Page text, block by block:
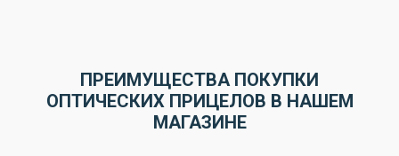
ПРЕИМУЩЕСТВА ПОКУПКИ
ОПТИЧЕСКИХ ПРИЦЕЛОВ В НАШЕМ
МАГАЗИНЕ